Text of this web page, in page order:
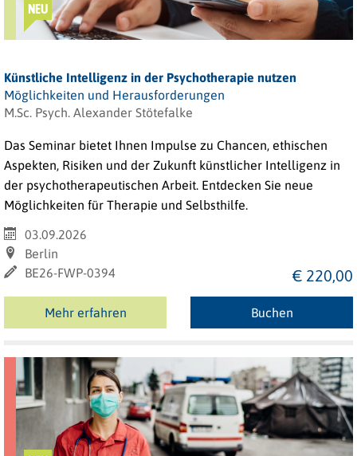
NEU
Künstliche Intelligenz in der Psychotherapie nutzen
Möglichkeiten und Herausforderungen
M.Sc. Psych. Alexander Stötefalke
Das Seminar bietet Ihnen Impulse zu Chancen, ethischen
Aspekten, Risiken und der Zukunft künstlicher Intelligenz in
der psychotherapeutischen Arbeit. Entdecken Sie neue
Möglichkeiten für Therapie und Selbsthilfe.
03.09.2026
Berlin
BE26-FWP-0394
€ 220,00
Mehr erfahren Buchen